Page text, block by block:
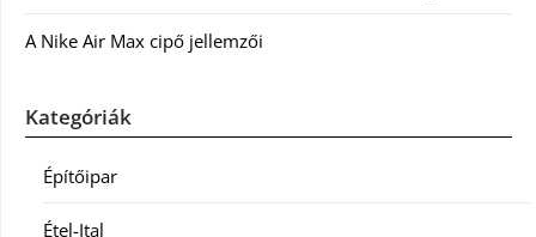
A Nike Air Max cipő jellemzői
Kategóriák
Építőipar
Étel-Ital